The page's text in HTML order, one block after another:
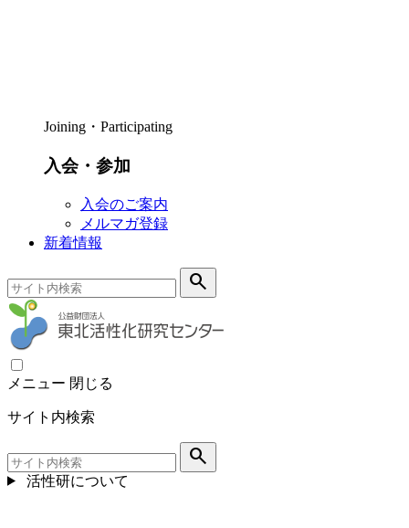
Joining・Participating
入会・参加
入会のご案内
メルマガ登録
新着情報
search
メニュー 閉じる
サイト内検索
search
活性研について